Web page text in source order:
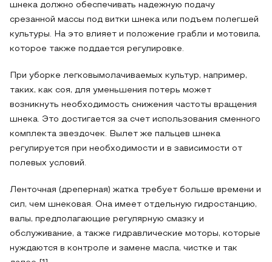
шнека должно обеспечивать надежную подачу
срезанной массы под витки шнека или подъем полегшей
культуры. На это влияет и положение грабли и мотовила,
которое также поддается регулировке.
При уборке легковымолачиваемых культур, например,
таких, как соя, для уменьшения потерь может
возникнуть необходимость снижения частоты вращения
шнека. Это достигается за счет использования сменного
комплекта звездочек. Вылет же пальцев шнека
регулируется при необходимости и в зависимости от
полевых условий.
Ленточная (дреперная) жатка требует больше времени и
сил, чем шнековая. Она имеет отдельную гидростанцию,
валы, предполагающие регулярную смазку и
обслуживание, а также гидравлические моторы, которые
нуждаются в контроле и замене масла, чистке и так